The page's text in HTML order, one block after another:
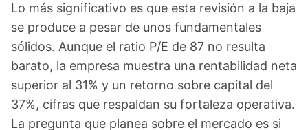
Lo más significativo es que esta revisión a la baja
se produce a pesar de unos fundamentales
sólidos. Aunque el ratio P/E de 87 no resulta
barato, la empresa muestra una rentabilidad neta
superior al 31% y un retorno sobre capital del
37%, cifras que respaldan su fortaleza operativa.
La pregunta que planea sobre el mercado es si